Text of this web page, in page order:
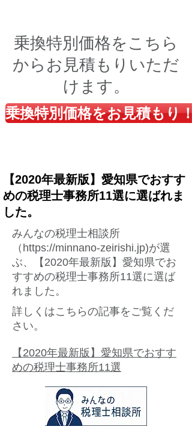
乗換特別価格をこちら
からお見積もりいただ
けます。
乗換特別価格をお見積もり！
【2020年最新版】愛知県でおすす
めの税理士事務所11選に選ばれま
した。
みんなの税理士相談所
（ https://minnano-zeirishi.jp)が選
ぶ、【2020年最新版】愛知県でお
すすめの税理士事務所11選に選ば
れました。
詳しくはこちらの記事をご覧くだ
さい。
【2020年最新版】愛知県でおすす
めの税理士事務所11選